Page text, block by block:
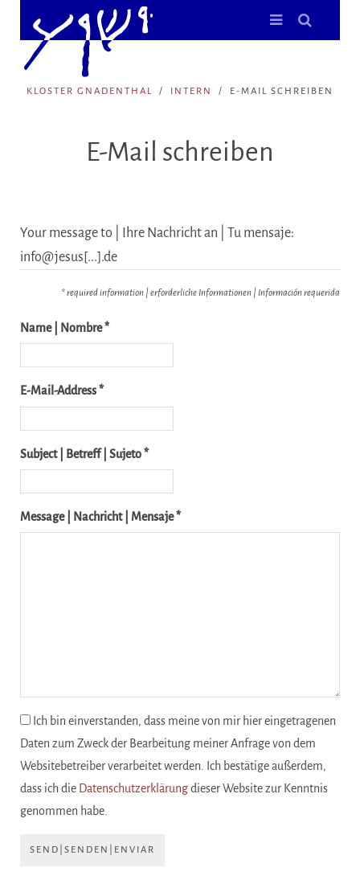
KLOSTER GNADENTHAL INTERN E-MAIL SCHREIBEN
E-Mail schreiben
Your message to | Ihre Nachricht an | Tu mensaje:
info@jesus[...].de
* required information | erforderliche Informationen | Información requerida
Name | Nombre *
E-Mail-Address *
Subject | Betreff | Sujeto *
Message | Nachricht | Mensaje *
Ich bin einverstanden, dass meine von mir hier eingetragenen
Daten zum Zweck der Bearbeitung meiner Anfrage von dem
Websitebetreiber verarbeitet werden. Ich bestätige außerdem,
dass ich die Datenschutzerklärungdieser Website zur Kenntnis
genommen habe.
SEND|SENDEN|ENVIAR